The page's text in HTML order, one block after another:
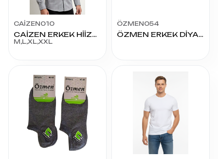
CAİZEN010
CAİZEN ERKEK HİİZZ PAMUK KETEN GÖMLEK
M,L,XL,XXL
ÖZMEN054
ÖZMEN ERKEK DİYABETİK BAMBU ŞEKER